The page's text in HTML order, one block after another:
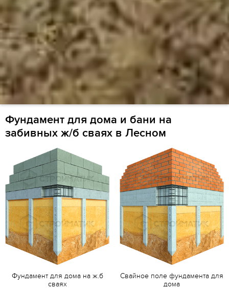
Фундамент для дома и бани на
забивных ж/б сваях в Лесном
Фундамент для дома на ж.б
сваях
Свайное поле фундамента для
дома